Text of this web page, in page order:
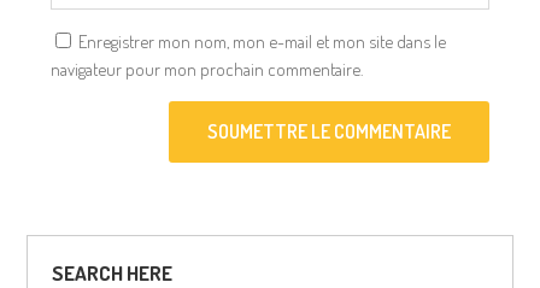
Enregistrer mon nom, mon e-mail et mon site dans le
navigateur pour mon prochain commentaire.
SOUMETTRE LE COMMENTAIRE
SEARCH HERE